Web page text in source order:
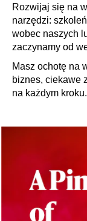
Rozwijaj się na
narzędzi:
wobec naszych
zaczynamy od
Masz ochotę na
biznes, ciekawe
na każdym kroku.